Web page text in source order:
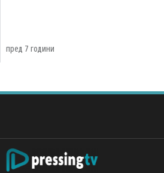
пред 7 години